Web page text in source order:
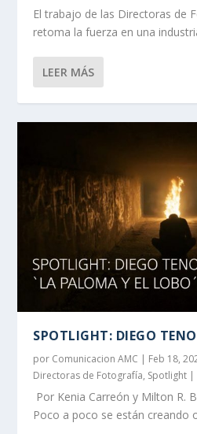
El trabajo de las Directoras de
retoma la fuerza en una
LEER MÁS
SPOTLIGHT: DIEGO
por Comunicacion AMC Feb 18,
Directoras de Fotografía, Spotlight
Por Kenia Carreón y Milton R.
Poco a poco se están creando